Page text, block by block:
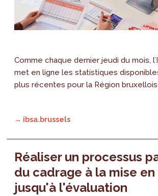
Comme chaque dernier jeudi du mois,
met en ligne les statistiques
plus récentes pour la Région
→ ibsa.brussels
Réaliser un processus
du cadrage à la mise
jusqu'à l'évaluation